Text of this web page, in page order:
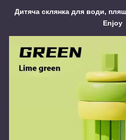
Дитяча склянка для води,
Enjoy